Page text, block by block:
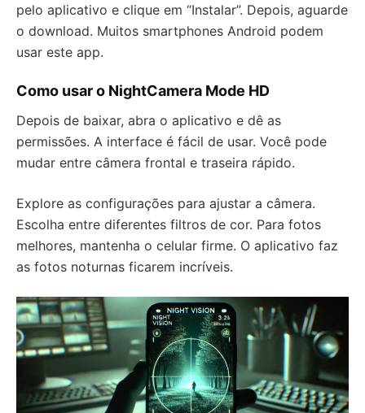
pelo aplicativo e clique em “Instalar”. Depois, aguarde
o download. Muitos smartphones Android podem
usar este app.
Como usar o NightCamera Mode HD
Depois de baixar, abra o aplicativo e dê as
permissões. A interface é fácil de usar. Você pode
mudar entre câmera frontal e traseira rápido.
Explore as configurações para ajustar a câmera.
Escolha entre diferentes filtros de cor. Para fotos
melhores, mantenha o celular firme. O aplicativo faz
as fotos noturnas ficarem incríveis.